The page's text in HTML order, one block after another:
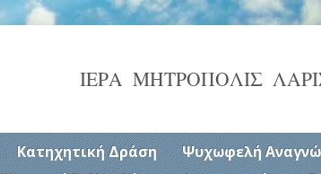
ΙΕΡΑ ΜΗΤΡΟΠΟΛΙΣ
Κατηχητική Δράση
Ψυχωφελή